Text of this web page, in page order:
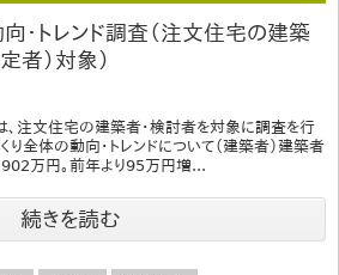
トレンド調査（注文住宅の建築
者）対象）
、注文住宅の建築者・検討者を対象に調査を行
り全体の動向・トレンドについて（建築者）建築者
万円。前年より95万円増...
続きを読む